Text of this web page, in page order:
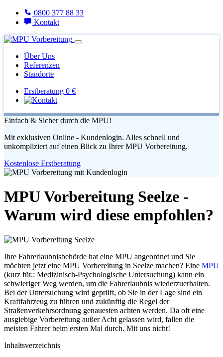
0800 377 88 33
Kontakt
Über Uns
Referenzen
Standorte
Erstberatung 0 €
Einfach & Sicher durch die MPU!
Mit exklusiven Online - Kundenlogin. Alles schnell und
unkompliziert auf einen Blick zu Ihrer MPU Vorbereitung.
Kostenlose Erstberatung
MPU Vorbereitung Seelze -
Warum wird diese empfohlen?
Ihre Fahrerlaubnisbehörde hat eine MPU angeordnet und Sie
möchten jetzt eine MPU Vorbereitung in Seelze machen? Eine MPU
(kurz für.: Medizinisch-Psychologische Untersuchung) kann ein
schwieriger Weg werden, um die Fahrerlaubnis wiederzuerhalten.
Bei der Untersuchung wird geprüft, ob Sie in der Lage sind ein
Kraftfahrzeug zu führen und zukünftig die Regel der
Straßenverkehrsordnung genauesten achten werden. Da oft eine
ausgiebige Vorbereitung außer Acht gelassen wird, fallen die
meisten Fahrer beim ersten Mal durch. Mit uns nicht!
Inhaltsverzeichnis